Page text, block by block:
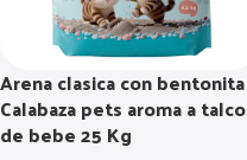
Arena clasica con bentonita
Calabaza pets aroma a talco
de bebe 25 Kg